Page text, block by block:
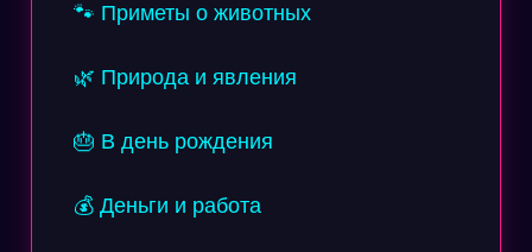
🐾 Приметы о животных
🌿 Природа и явления
🎂 В день рождения
💰 Деньги и работа